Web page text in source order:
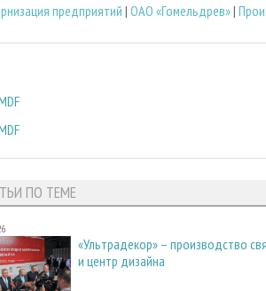
предприятий| ОАО «Гомельдрев»|
ПО ТЕМЕ
«Ультрадекор» – производство
и центр дизайна